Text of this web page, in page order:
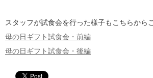
スタッフが試食会を行った様子もこちらから
母の日ギフト試食会・前編
母の日ギフト試食会・後編